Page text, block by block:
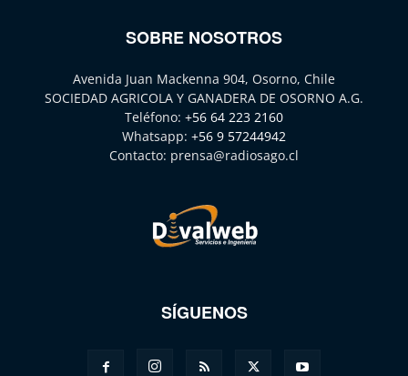
SOBRE NOSOTROS
Avenida Juan Mackenna 904, Osorno, Chile
SOCIEDAD AGRICOLA Y GANADERA DE OSORNO A.G.
Teléfono: +56 64 223 2160
Whatsapp: +56 9 57244942
Contacto: prensa@radiosago.cl
SÍGUENOS